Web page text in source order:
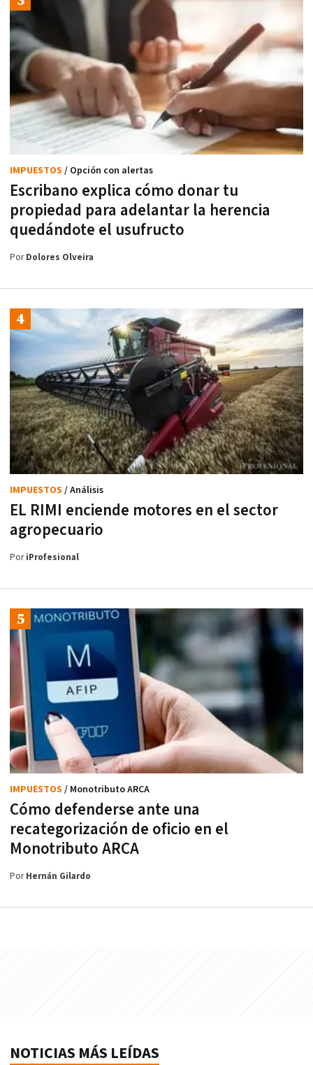
Escribano explica cómo donar tu
propiedad para adelantar la herencia
quedándote el usufructo
IMPUESTOS / Opción con alertas
PorDolores Olveira
EL RIMI enciende motores en el sector
agropecuario
IMPUESTOS / Análisis
PoriProfesional
Cómo defenderse ante una
recategorización de oficio en el
Monotributo ARCA
IMPUESTOS / Monotributo ARCA
PorHernán Gilardo
NOTICIAS MÁS LEÍDAS